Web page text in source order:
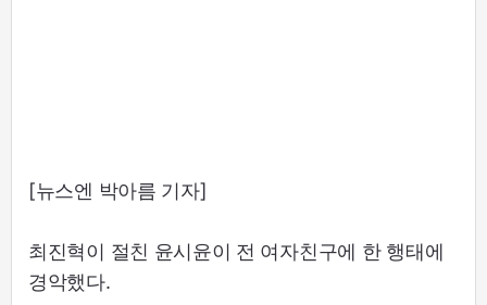
[뉴스엔 박아름 기자]
최진혁이 절친 윤시윤이 전 여자친구에 한 행태에
경악했다.